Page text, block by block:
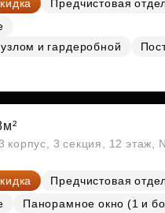
Предчистовая
и гардеробной
3 секция, 12 этаж,
Предчистовая
Панорамное окно (1 и